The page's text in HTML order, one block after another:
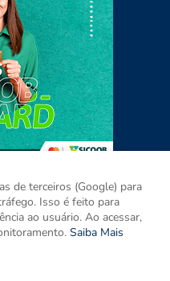
Mídia Kit
de terceiros (Google) para
Isso é feito para
ao usuário. Ao acessar,
Saiba Mais